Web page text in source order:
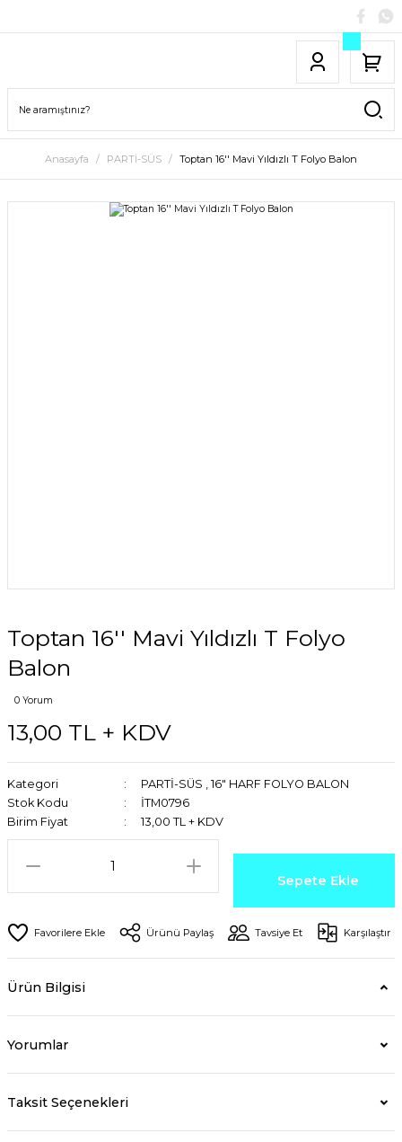
Anasayfa PARTİ-SÜS Toptan 16'' Mavi Yıldızlı T Folyo Balon
Toptan 16'' Mavi Yıldızlı T Folyo
Balon
0 Yorum
13,00 TL + KDV
Kategori PARTİ-SÜS , 16" HARF FOLYO BALON
Stok Kodu
İTM0796
Birim Fiyat
13,00 TL + KDV
Sepete Ekle
Ürünü Paylaş Tavsiye Et Karşılaştır
Ürün Bilgisi
Yorumlar
Taksit Seçenekleri